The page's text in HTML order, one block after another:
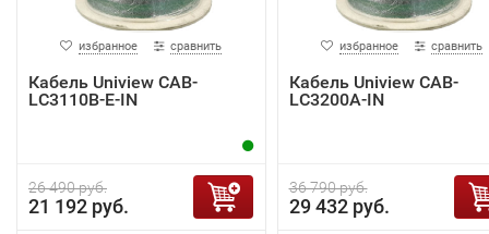
избранное сравнить
Кабель Uniview CAB-
LC3110B-E-IN
26 490 руб.
21 192 руб.
избранное сравнить
Кабель Uniview CAB-
LC3200A-IN
36 790 руб.
29 432 руб.